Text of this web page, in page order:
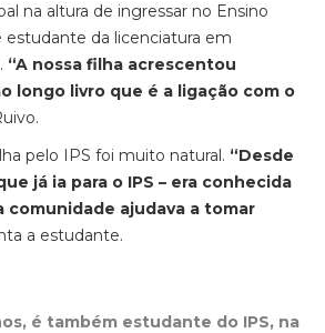
na altura de ingressar no Ensino
estudante da licenciatura em
“A nossa filha acrescentou
longo livro que é a ligação com o
pelo IPS foi muito natural. “Desde
já ia para o IPS – era conhecida
comunidade ajudava a tomar
a estudante.
é também estudante do IPS, na